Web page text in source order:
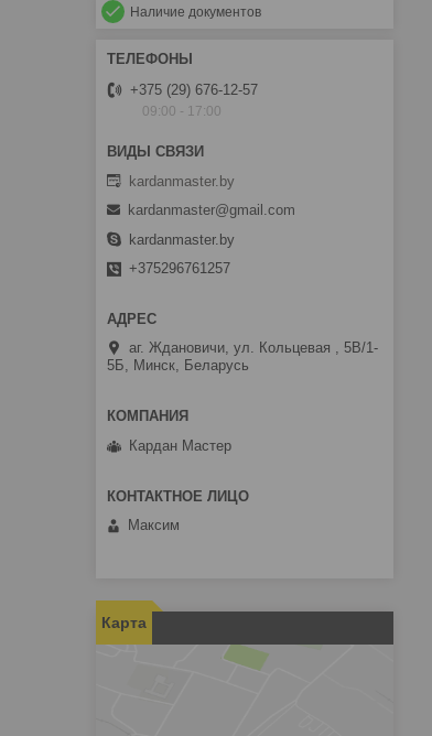
Наличие документов
+375 (29) 676-12-57
09:00 - 17:00
kardanmaster.by
kardanmaster@gmail.com
kardanmaster.by
+375296761257
аг. Ждановичи, ул. Кольцевая , 5В/1-
5Б, Минск, Беларусь
Кардан Мастер
Максим
Карта